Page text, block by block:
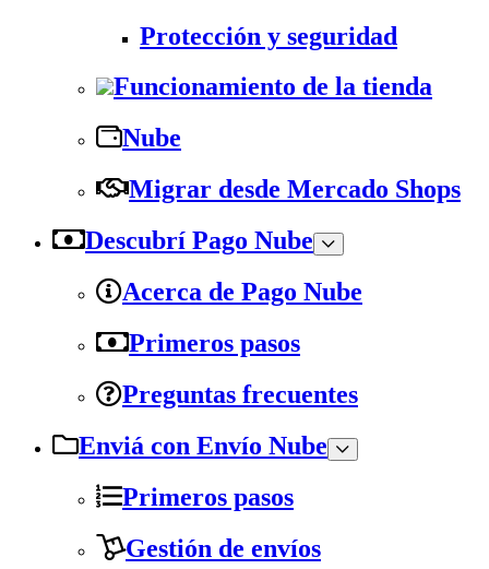
Protección y seguridad
Funcionamiento de la tienda
Nube
Migrar desde Mercado Shops
Descubrí Pago Nube
Acerca de Pago Nube
Primeros pasos
Preguntas frecuentes
Enviá con Envío Nube
Primeros pasos
Gestión de envíos